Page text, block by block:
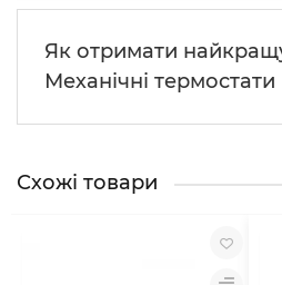
Як отримати
Механічні термостати
Схожі товари